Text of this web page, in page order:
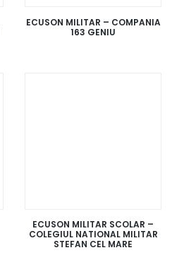
ECUSON MILITAR – COMPANIA
163 GENIU
ECUSON MILITAR SCOLAR –
COLEGIUL NATIONAL MILITAR
STEFAN CEL MARE